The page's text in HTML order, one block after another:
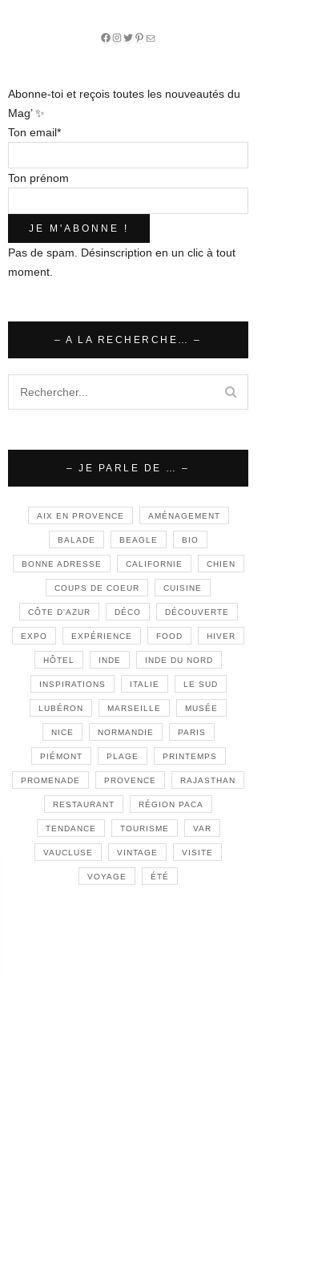
Facebook
Instagram
Twitter
Pinterest
E-
Abonne-toi et reçois toutes les nouveautés du
Mag’ ✨
Ton email*
Ton prénom
Pas de spam. Désinscription en un clic à tout
moment.
– A LA RECHERCHE… –
– JE PARLE DE … –
AIX EN PROVENCE AMÉNAGEMENT
BALADE BEAGLE BIO
BONNE ADRESSE CALIFORNIE CHIEN
COUPS DE COEUR CUISINE
CÔTE D'AZUR DÉCO DÉCOUVERTE
EXPO EXPÉRIENCE FOOD HIVER
HÔTEL INDE INDE DU NORD
INSPIRATIONS ITALIE LE SUD
LUBÉRON MARSEILLE MUSÉE
NICE NORMANDIE PARIS
PIÉMONT PLAGE PRINTEMPS
PROMENADE PROVENCE RAJASTHAN
RESTAURANT RÉGION PACA
TENDANCE TOURISME VAR
VAUCLUSE VINTAGE VISITE
VOYAGE ÉTÉ